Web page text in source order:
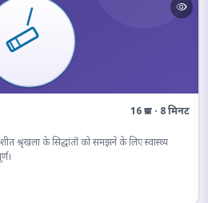
16 प्रश्न · 8 मिनट
श्रृंखला के सिद्धांतों को समझने के लिए स्वास्थ्य